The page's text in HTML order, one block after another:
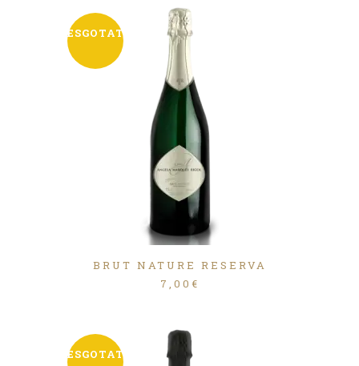
ESGOTAT
BRUT NATURE RESERVA
7,00 €
ESGOTAT